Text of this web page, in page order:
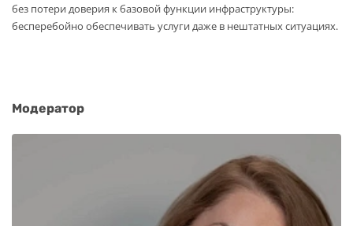
без потери доверия к базовой функции инфраструктуры:
бесперебойно обеспечивать услуги даже в нештатных ситуациях.
Модератор